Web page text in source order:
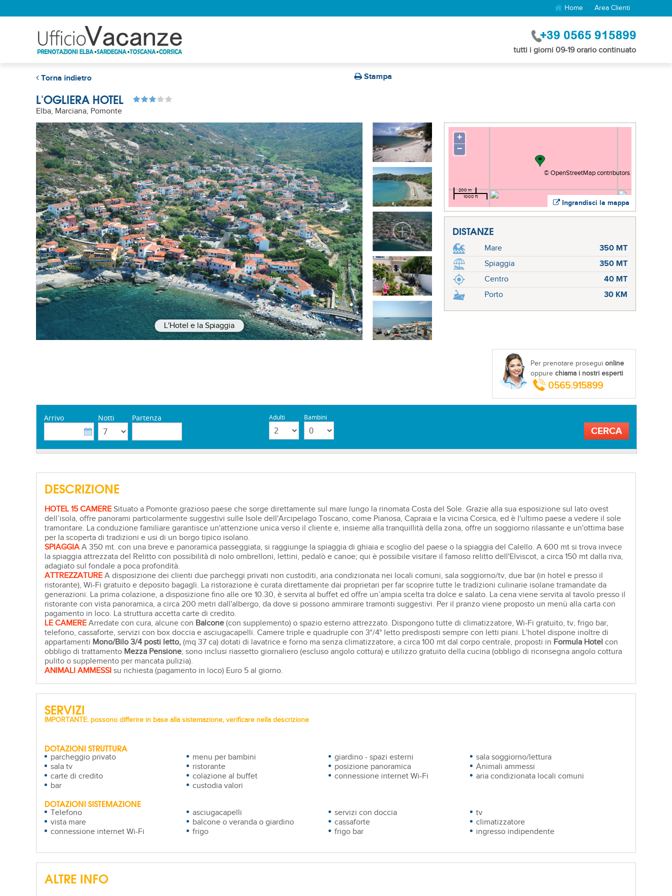
Home Area Clienti
tutti i giorni 09-19 orario continuato
Torna indietro Stampa
L'OGLIERA HOTEL
Elba, Marciana, Pomonte
L'Hotel e la Spiaggia
Ingrandisci la mappa
+
−
©OpenStreetMapcontributors
200 m
1000 ft
DISTANZE
Mare
350 MT
Spiaggia
350 MT
Centro
40 MT
Porto
30 KM
Per prenotare proseguionline
oppurechiama i nostri esperti
0565.915899
Arrivo Notti Partenza Adulti Bambini
DESCRIZIONE
HOTEL 15 CAMERE Situato a Pomonte grazioso paese che sorge direttamente sul mare lungo la rinomata Costa del Sole. Grazie alla sua esposizione sul lato ovest
dell’isola, offre panorami particolarmente suggestivi sulle Isole dell'Arcipelago Toscano, come Pianosa, Capraia e la vicina Corsica, ed è l'ultimo paese a vedere il sole
tramontare. La conduzione familiare garantisce un'attenzione unica verso il cliente e, insieme alla tranquillità della zona, offre un soggiorno rilassante e un'ottima base
per la scoperta di tradizioni e usi di un borgo tipico isolano.
SPIAGGIA A 350 mt. con una breve e panoramica passeggiata, si raggiunge la spiaggia di ghiaia e scoglio del paese o la spiaggia del Calello. A 600 mt si trova invece
la spiaggia attrezzata del Relitto con possibilità di nolo ombrelloni, lettini, pedalò e canoe; qui è possibile visitare il famoso relitto dell'Elviscot, a circa 150 mt dalla riva,
adagiato sul fondale a poca profondità.
ATTREZZATURE A disposizione dei clienti due parcheggi privati non custoditi, aria condizionata nei locali comuni, sala soggiorno/tv, due bar (in hotel e presso il
ristorante), Wi-Fi gratuito e deposito bagagli. La ristorazione è curata direttamente dai proprietari per far scoprire tutte le tradizioni culinarie isolane tramandate da
generazioni. La prima colazione, a disposizione fino alle ore 10.30, è servita al buffet ed offre un’ampia scelta tra dolce e salato. La cena viene servita al tavolo presso il
ristorante con vista panoramica, a circa 200 metri dall'albergo, da dove si possono ammirare tramonti suggestivi. Per il pranzo viene proposto un menù alla carta con
pagamento in loco. La struttura accetta carte di credito.
LE CAMERE Arredate con cura, alcune con Balcone (con supplemento) o spazio esterno attrezzato. Dispongono tutte di climatizzatore, Wi-Fi gratuito, tv, frigo bar,
telefono, cassaforte, servizi con box doccia e asciugacapelli. Camere triple e quadruple con 3°/4° letto predisposti sempre con letti piani. L'hotel dispone inoltre di
appartamenti Mono/Bilo 3/4 posti letto, (mq 37 ca) dotati di lavatrice e forno ma senza climatizzatore, a circa 100 mt dal corpo centrale, proposti in Formula Hotel con
obbligo di trattamento Mezza Pensione; sono inclusi riassetto giornaliero (escluso angolo cottura) e utilizzo gratuito della cucina (obbligo di riconsegna angolo cottura
pulito o supplemento per mancata pulizia).
ANIMALI AMMESSI su richiesta (pagamento in loco) Euro 5 al giorno.
SERVIZI
IMPORTANTE: possono differire in base alla sistemazione, verificare nella descrizione
DOTAZIONI STRUTTURA
parcheggio privato menu per bambini giardino - spazi esterni
sala soggiorno/lettura
sala tv
ristorante posizione panoramica
Animali ammessi
carte di credito
colazione al buffet connessione internet Wi-Fi
aria condizionata locali comuni
bar
custodia valori
DOTAZIONI SISTEMAZIONE
Telefono asciugacapelli servizi con doccia
tv
vista mare
balcone o veranda o giardino cassaforte
climatizzatore
connessione internet Wi-Fi
frigo frigo bar ingresso indipendente
ALTRE INFO